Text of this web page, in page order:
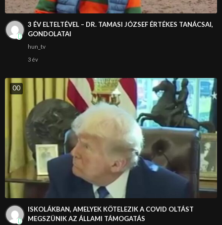
3 ÉV ELTELTÉVEL – DR. TAMASI JÓZSEF ÉRTÉKES TANÁCSAI,
GONDOLATAI
hun_tv
3 év
00
ISKOLÁKBAN, AMELYEK KÖTELEZIK A COVID OLTÁST
MEGSZÜNIK AZ ÁLLAMI TÁMOGATÁS